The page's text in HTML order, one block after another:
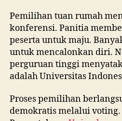
Pemilihan tuan rumah
konferensi. Panitia
peserta untuk maju.
untuk mencalonkan diri.
perguruan tinggi
adalah Universitas
Proses pemilihan
demokratis melalui voting.